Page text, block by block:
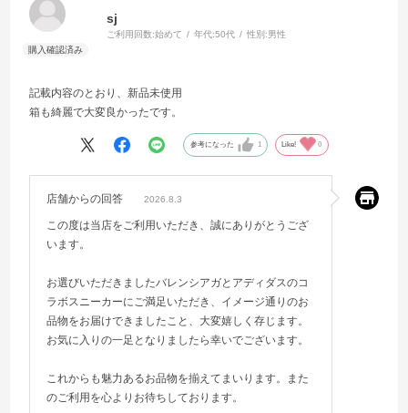
sj
ご利用回数:始めて 年代:50代 性別:男性
記載内容のとおり、新品未使用
箱も綺麗で大変良かったです。
参考になった 1 Like! 0
店舗からの回答 2026.8.3
この度は当店をご利用いただき、誠にありがとうござ
います。
お選びいただきましたバレンシアガとアディダスのコ
ラボスニーカーにご満足いただき、イメージ通りのお
品物をお届けできましたこと、大変嬉しく存じます。
お気に入りの一足となりましたら幸いでございます。
これからも魅力あるお品物を揃えてまいります。また
のご利用を心よりお待ちしております。